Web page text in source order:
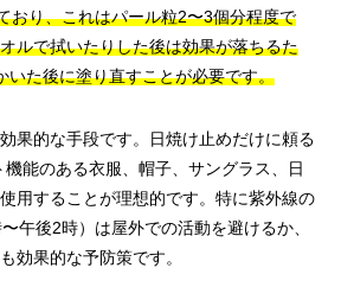
おり、これはパール粒2〜3個分程度で
ルで拭いたりした後は効果が落ちるた
いた後に塗り直すことが必要です。
果的な手段です。日焼け止めだけに頼る
能のある衣服、帽子、サングラス、日
用することが理想的です。特に紫外線の
午後2時）は屋外での活動を避けるか、
効果的な予防策です。